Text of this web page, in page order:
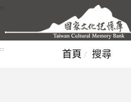
跳到主要內容區塊
:::
::: 首頁 搜尋